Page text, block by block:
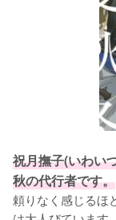
祝月撫子(いわい
秋の代行者です。
頼りなく感じるほ